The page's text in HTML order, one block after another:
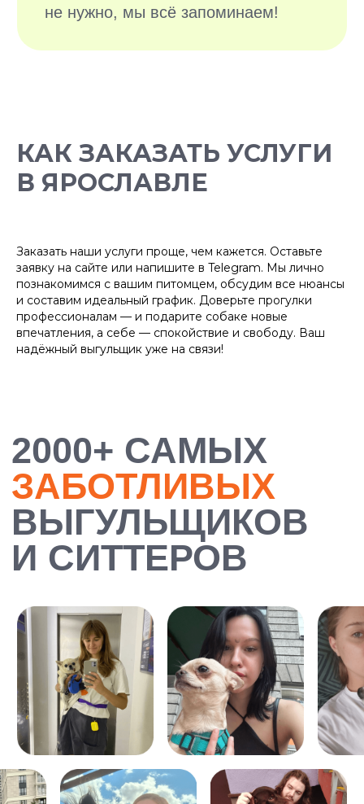
КАК ЗАКАЗАТЬ УСЛУГИ
В ЯРОСЛАВЛЕ
Заказать наши услуги проще, чем кажется. Оставьте
заявку на сайте или напишите в Telegram. Мы лично
познакомимся с вашим питомцем, обсудим все нюансы
и составим идеальный график. Доверьте прогулки
профессионалам — и подарите собаке новые
впечатления, а себе — спокойствие и свободу. Ваш
надёжный выгульщик уже на связи!
БОЛЕЕ 10 000